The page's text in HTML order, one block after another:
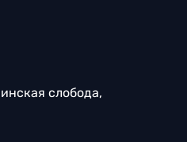
слобода,